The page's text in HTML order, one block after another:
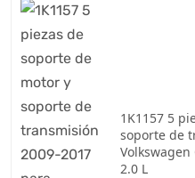
1K1157 5
soporte de
Volkswagen
2.0 L